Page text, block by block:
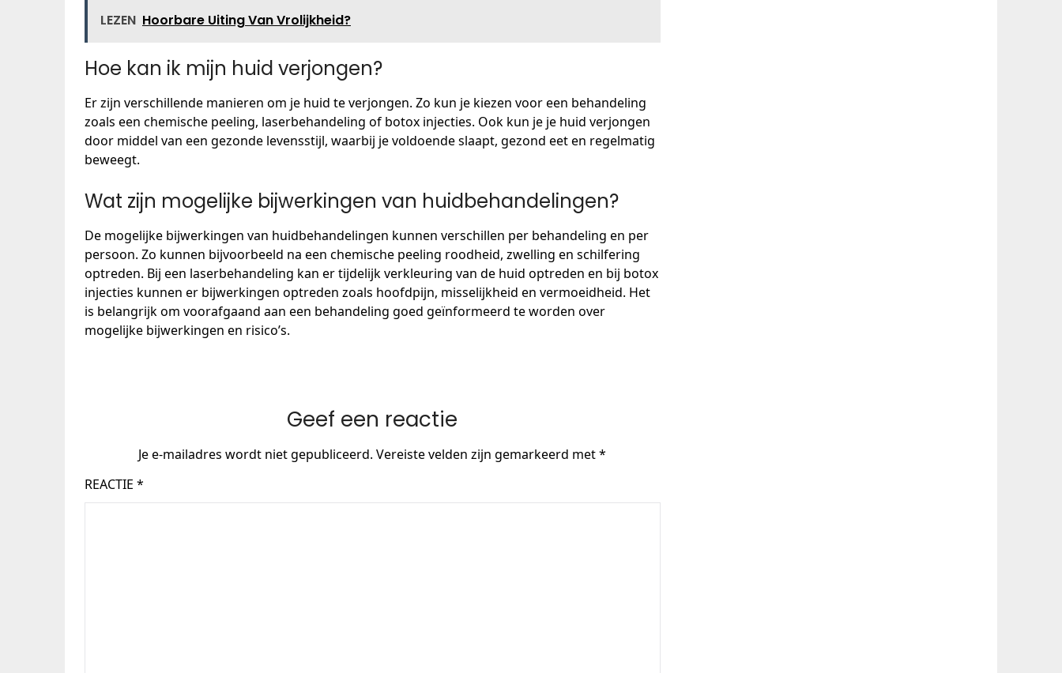
LEZEN Hoorbare Uiting Van Vrolijkheid?
Hoe kan ik mijn huid verjongen?
Er zijn verschillende manieren om je huid te verjongen. Zo kun je kiezen voor een behandeling
zoals een chemische peeling, laserbehandeling of botox injecties. Ook kun je je huid verjongen
door middel van een gezonde levensstijl, waarbij je voldoende slaapt, gezond eet en regelmatig
beweegt.
Wat zijn mogelijke bijwerkingen van huidbehandelingen?
De mogelijke bijwerkingen van huidbehandelingen kunnen verschillen per behandeling en per
persoon. Zo kunnen bijvoorbeeld na een chemische peeling roodheid, zwelling en schilfering
optreden. Bij een laserbehandeling kan er tijdelijk verkleuring van de huid optreden en bij botox
injecties kunnen er bijwerkingen optreden zoals hoofdpijn, misselijkheid en vermoeidheid. Het
is belangrijk om voorafgaand aan een behandeling goed geïnformeerd te worden over
mogelijke bijwerkingen en risico’s.
Geef een reactie
Je e-mailadres wordt niet gepubliceerd. Vereiste velden zijn gemarkeerd met*
REACTIE *